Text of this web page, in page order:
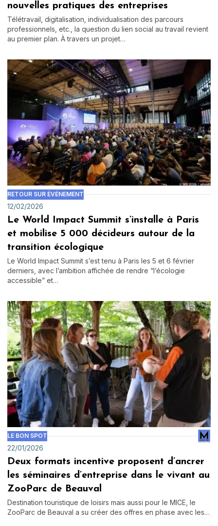
nouvelles pratiques des entreprises
Télétravail, digitalisation, individualisation des parcours
professionnels, etc., la question du lien social au travail revient
au premier plan. À travers un projet…
RETOUR SUR ÉVÉNEMENT
12/02/2026
Le World Impact Summit s’installe à Paris
et mobilise 5 000 décideurs autour de la
transition écologique
Le World Impact Summit s’est tenu à Paris les 5 et 6 février
derniers, avec l’ambition affichée de rendre “l’écologie
accessible” et…
LE BON SPOT
22/01/2026
Deux formats incentive proposent d’ancrer
les séminaires d’entreprise dans le vivant au
ZooParc de Beauval
Destination touristique de loisirs mais aussi pour le MICE, le
ZooParc de Beauval a su créer des offres en phase avec les…